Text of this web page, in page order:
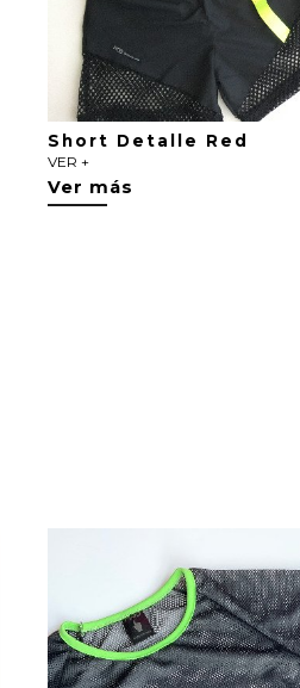
Short Detalle Red
VER +
Ver más